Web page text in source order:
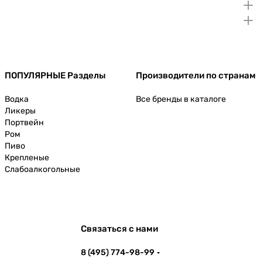
ПОПУЛЯРНЫЕ Разделы
Водка
Ликеры
Портвейн
Ром
Пиво
Крепленые
Слабоалкогольные
Производители по странам
Все бренды в каталоге
Связаться с нами
8 (495) 774-98-99